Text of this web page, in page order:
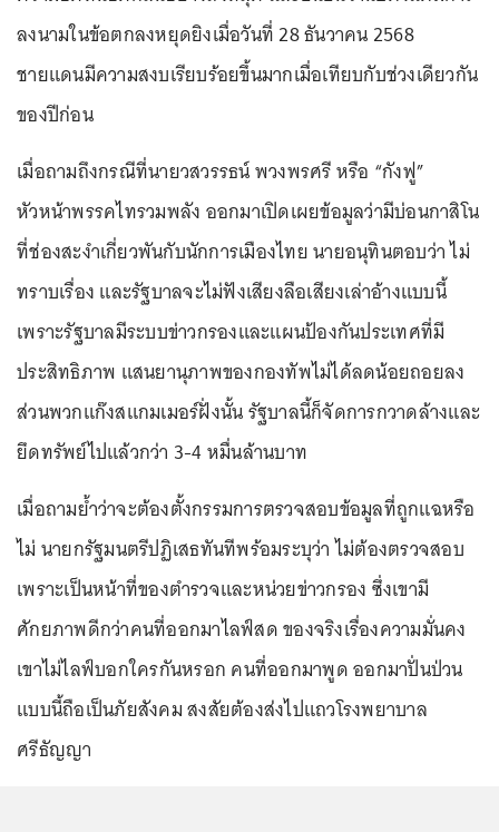
ลงนามในข้อตกลงหยุดยิงเมื่อวันที่ 28 ธันวาคน 2568
ชายแดนมีความสงบเรียบร้อยขึ้นมากเมื่อเทียบกับช่วงเดียวกัน
ของปีก่อน
เมื่อถามถึงกรณีที่นายวสวรรธน์ พวงพรศรี หรือ “กังฟู”
หัวหน้าพรรคไทรวมพลัง ออกมาเปิดเผยข้อมูลว่ามีบ่อนกาสิโน
ที่ช่องสะงำเกี่ยวพันกับนักการเมืองไทย นายอนุทินตอบว่า ไม่
ทราบเรื่อง และรัฐบาลจะไม่ฟังเสียงลือเสียงเล่าอ้างแบบนี้
เพราะรัฐบาลมีระบบข่าวกรองและแผนป้องกันประเทศที่มี
ประสิทธิภาพ แสนยานุภาพของกองทัพไม่ได้ลดน้อยถอยลง
ส่วนพวกแก๊งสแกมเมอร์ฝั่งนั้น รัฐบาลนี้ก็จัดการกวาดล้างและ
ยึดทรัพย์ไปแล้วกว่า 3-4 หมื่นล้านบาท
เมื่อถามย้ำว่าจะต้องตั้งกรรมการตรวจสอบข้อมูลที่ถูกแฉหรือ
ไม่ นายกรัฐมนตรีปฏิเสธทันทีพร้อมระบุว่า ไม่ต้องตรวจสอบ
เพราะเป็นหน้าที่ของตำรวจและหน่วยข่าวกรอง ซึ่งเขามี
ศักยภาพดีกว่าคนที่ออกมาไลฟ์สด ของจริงเรื่องความมั่นคง
เขาไม่ไลฟ์บอกใครกันหรอก คนที่ออกมาพูด ออกมาปั่นป่วน
แบบนี้ถือเป็นภัยสังคม สงสัยต้องส่งไปแถวโรงพยาบาล
ศรีธัญญา